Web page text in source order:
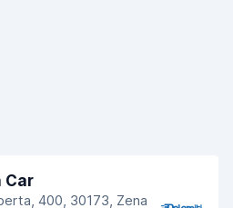
Car
400, 30173, Zena